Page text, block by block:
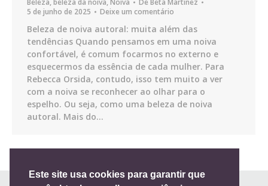
Beleza,beleza da noiva,Noiva De Beta Martinez
5 de junho de 2025
Deixe um comentário
Beleza de noiva autoral: muita além das
tendências Quando pensamos em uma noiva
confortável, é comum focarmos no externo e
esquecermos da essência de cada mulher. Para
Rebecca Orsida, contudo, isso tem muito a ver
com a noiva se reconhecer ao olhar para o
espelho. Ou seja, como uma beleza de noiva
autoral. Mais do…
Este site usa cookies para garantir que